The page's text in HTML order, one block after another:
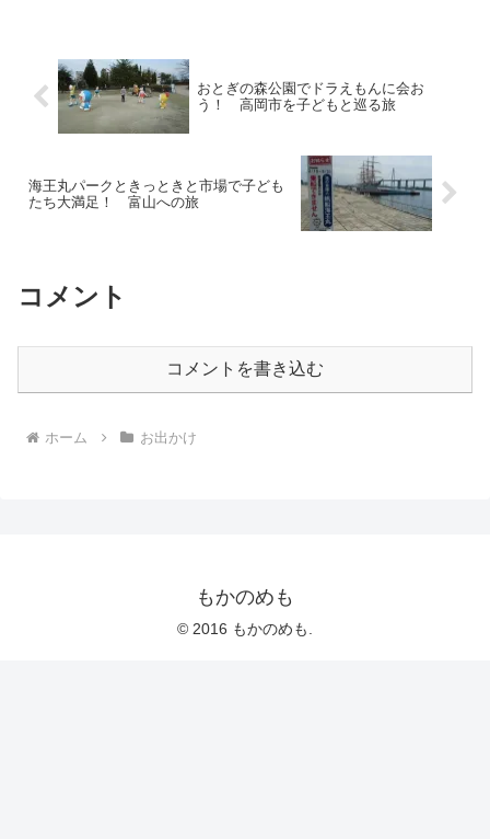
おとぎの森公園でドラえもんに会お
う！ 高岡市を子どもと巡る旅
海王丸パークときっときと市場で子ども
たち大満足！ 富山への旅
コメント
コメントを書き込む
ホーム お出かけ
もかのめも
© 2016 もかのめも.